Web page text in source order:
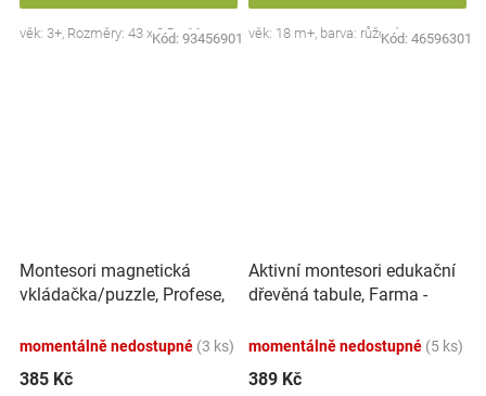
věk: 3+, Rozměry: 43 x 8,5 x 11 cm.
Kód: 93456901 věk: 18 m+, barva: růžová
Kód: 46596301
Montesori magnetická
vkládačka/puzzle, Profese,
momentálně nedostupné (3 ks)
385 Kč
Aktivní montesori edukační
dřevěná tabule, Farma -
momentálně nedostupné (5 ks)
389 Kč